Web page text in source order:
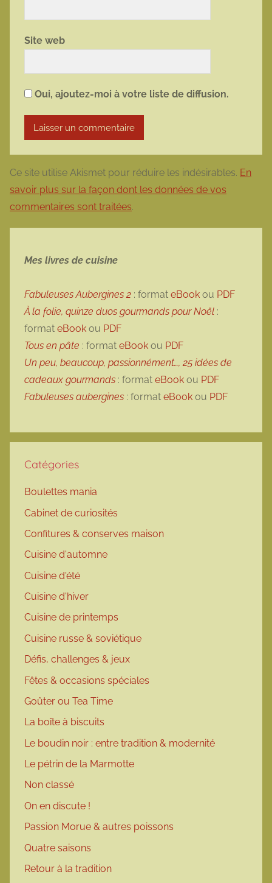
Site web
Oui, ajoutez-moi à votre liste de diffusion.
Ce site utilise Akismet pour réduire les indésirables. En
savoir plus sur la façon dont les données de vos
commentaires sont traitées.
Mes livres de cuisine
Fabuleuses Aubergines 2 : format eBook ou PDF
À la folie, quinze duos gourmands pour Noël :
format eBook ou PDF
Tous en pâte : format eBook ou PDF
Un peu, beaucoup, passionnément…, 25 idées de
cadeaux gourmands : format eBook ou PDF
Fabuleuses aubergines : format eBook ou PDF
Catégories
Boulettes mania
Cabinet de curiosités
Confitures & conserves maison
Cuisine d'automne
Cuisine d'été
Cuisine d'hiver
Cuisine de printemps
Cuisine russe & soviétique
Défis, challenges & jeux
Fêtes & occasions spéciales
Goûter ou Tea Time
La boîte à biscuits
Le boudin noir : entre tradition & modernité
Le pétrin de la Marmotte
Non classé
On en discute !
Passion Morue & autres poissons
Quatre saisons
Retour à la tradition